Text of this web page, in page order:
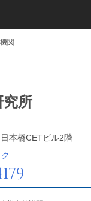
関
所
本橋CETビル2階